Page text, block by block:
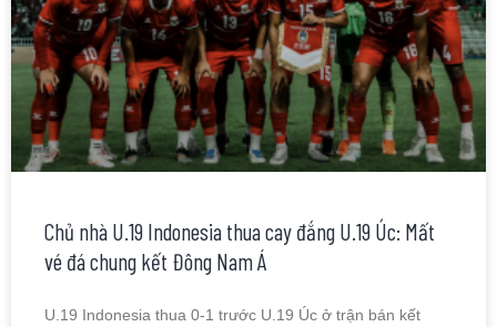
Chủ nhà U.19 Indonesia thua cay đắng U.19 Úc: Mất
vé đá chung kết Đông Nam Á
U.19 Indonesia thua 0-1 trước U.19 Úc ở trận bán kết